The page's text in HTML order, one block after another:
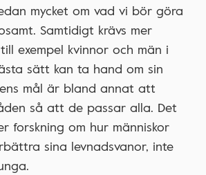
mycket om vad vi bör göra
Samtidigt krävs mer
exempel kvinnor och män i
sätt kan ta hand om sin
mål är bland annat att
så att de passar alla. Det
forskning om hur människor
sina levnadsvanor, inte